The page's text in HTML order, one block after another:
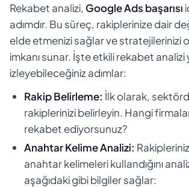
Rekabet analizi, Google Ads başarısı
adımdır. Bu süreç, rakiplerinize dair
elde etmenizi sağlar ve stratejilerinizi
imkanı sunar. İşte etkili rekabet analizi
izleyebileceğiniz adımlar:
Rakip Belirleme: İlk olarak,
rakiplerinizi belirleyin. Hangi
rekabet ediyorsunuz?
Anahtar Kelime Analizi:
anahtar kelimeleri kullandığını
aşağıdaki gibi bilgiler sağlar: